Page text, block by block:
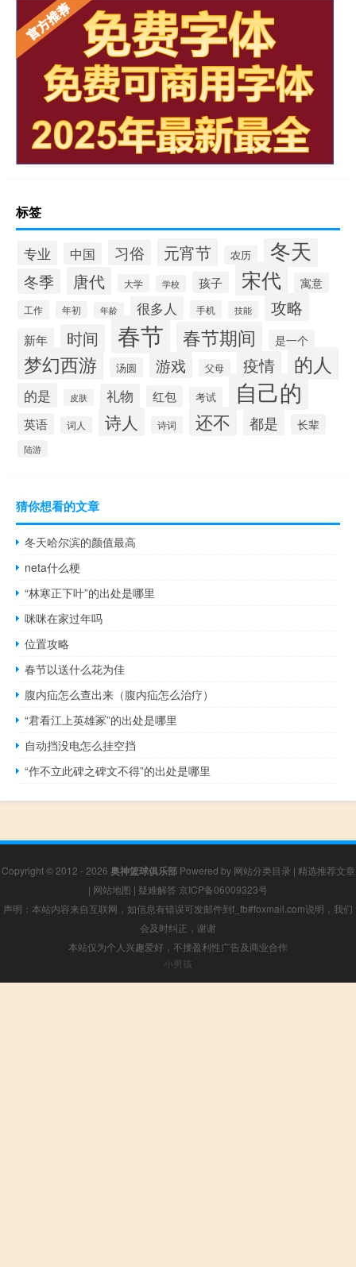
标签
专业 中国 习俗 元宵节 农历 冬天
冬季 唐代 大学 学校 孩子 宋代 寓意
工作 年初 年龄 很多人 手机 技能 攻略
新年 时间 春节 春节期间 是一个
梦幻西游 汤圆 游戏 父母 疫情 的人
的是 皮肤 礼物 红包 考试 自己的
英语 词人 诗人 诗词 还不 都是 长辈
陆游
猜你想看的文章
冬天哈尔滨的颜值最高
neta什么梗
“林寒正下叶”的出处是哪里
咪咪在家过年吗
位置攻略
春节以送什么花为佳
腹内疝怎么查出来（腹内疝怎么治疗）
“君看江上英雄冢”的出处是哪里
自动挡没电怎么挂空挡
“作不立此碑之碑文不得”的出处是哪里
Copyright © 2012 - 2026 奥神篮球俱乐部Powered by 网站分类目录 | 精选推荐文章
| 网站地图 | 疑难解答 京ICP备06009323号
声明：本站内容来自互联网，如信息有错误可发邮件到f_fb#foxmail.com说明，我们
会及时纠正，谢谢
本站仅为个人兴趣爱好，不接盈利性广告及商业合作
小男孩